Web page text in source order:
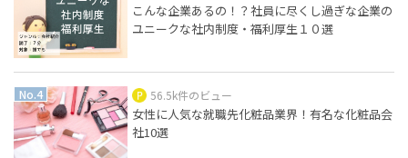
こんな企業あるの！？社員に尽くし過ぎな企業の
ユニークな社内制度・福利厚生１０選
56.5k件のビュー
女性に人気な就職先化粧品業界！有名な化粧品会
社10選